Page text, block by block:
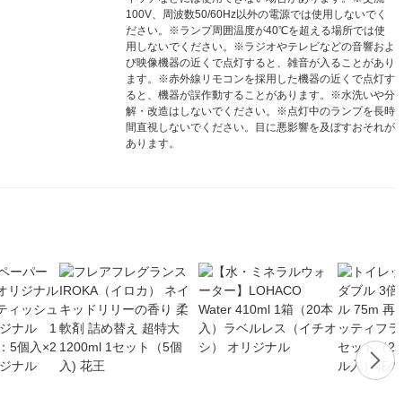
100V、周波数50/60Hz以外の電源では使用しないでく
ださい。※ランプ周囲温度が40℃を超える場所では使
用しないでください。※ラジオやテレビなどの音響およ
び映像機器の近くで点灯すると、雑音が入ることがあり
ます。※赤外線リモコンを採用した機器の近くで点灯す
ると、機器が誤作動することがあります。※水洗いや分
解・改造はしないでください。※点灯中のランプを長時
間直視しないでください。目に悪影響を及ぼすおそれが
あります。